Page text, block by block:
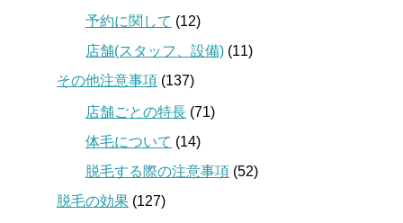
予約に関して (12)
店舗(スタッフ、設備) (11)
その他注意事項 (137)
店舗ごとの特長 (71)
体毛について (14)
脱毛する際の注意事項 (52)
脱毛の効果 (127)